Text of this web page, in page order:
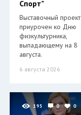
Спорт"
Выставочный проект
приурочен ко Дню
физкультурника,
выпадающему на 8
августа.
6 августа 2026
195 0 0